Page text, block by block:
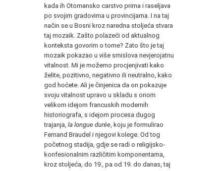
kada ih Otomansko carstvo prima i raseljava
po svojim gradovima u provincijama. I na taj
način se u Bosni kroz naredna stoljeća stvara
taj mozaik. Zašto polazeći od aktualnog
konteksta govorim o tome? Zato što je taj
mozaik pokazao u više smislova nevjerojatnu
vitalnost. Mi je možemo procjenjivati kako
želite, pozitivno, negativno ili neutralno, kako
god hoćete. Ali je činjenica da on pokazuje
svoju vitalnost upravo u skladu s onom
velikom idejom francuskih modernih
historiografa, s idejom procesa dugog
trajanja, la longue durée , koju je formulirao
Fernand Braudel i njegovi kolege. Od tog
početnog stadija, gdje se radi o religijsko-
konfesionalnim različitim komponentama,
kroz stoljeća, do 19., pa od 19. do danas, taj